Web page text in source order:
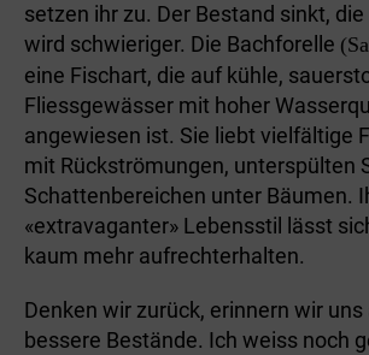
setzen ihr zu. Der Bestand sinkt,
wird schwieriger. Die Bachforelle
eine Fischart, die auf kühle,
Fliessgewässer mit hoher
angewiesen ist. Sie liebt vielfältige
mit Rückströmungen, unterspülten
Schattenbereichen unter Bäumen.
«extravaganter» Lebensstil lässt
kaum mehr aufrechterhalten.
Denken wir zurück, erinnern wir
bessere Bestände. Ich weiss noch